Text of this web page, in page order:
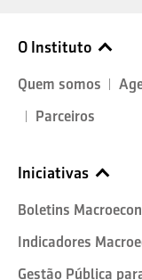
O Instituto
Quem somos
Parceiros
Iniciativas
Boletins
Indicadores
Gestão Pública